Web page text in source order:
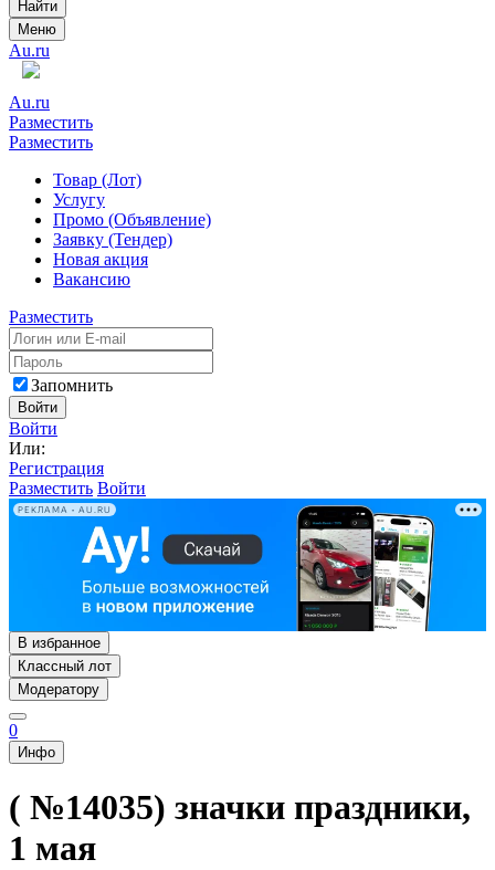
Найти
Меню
Au.ru
Au.ru
Разместить
Разместить
Товар (Лот)
Услугу
Промо (Объявление)
Заявку (Тендер)
Новая акция
Вакансию
Разместить
Запомнить
Войти
Войти
Или:
Регистрация
Разместить Войти
РЕКЛАМА • AU.RU
В избранное
Классный лот
Модератору
0
Инфо
( №14035) значки праздники,
1 мая